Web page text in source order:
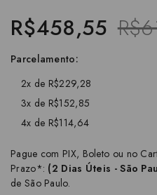
R$458,55
Parcelamento:
2x de R$229,28
3x de R$152,85
4x de R$114,64
Pague com PIX, Boleto ou no
Prazo*: (2 Dias Úteis - São
de São Paulo.